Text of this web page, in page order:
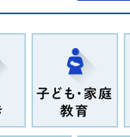
子ども・家庭
教育